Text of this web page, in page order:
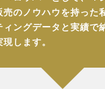
のノウハウを持った
ィングデータと実績で
します。